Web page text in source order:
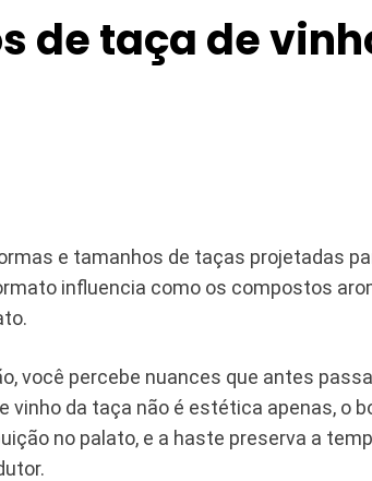
de taça de
e tamanhos de taças projetadas
influencia como os compostos
você percebe nuances que antes
vinho da taça não é estética apenas, o
no palato, e a haste preserva a